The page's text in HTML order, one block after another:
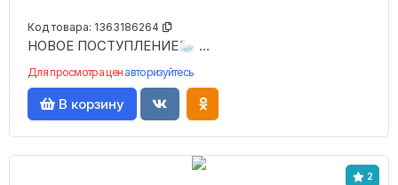
Код товара: 1363186264
НОВОЕ ПОСТУПЛЕНИЕ🦢 ...
Для просмотра цен авторизуйтесь
В корзину
2